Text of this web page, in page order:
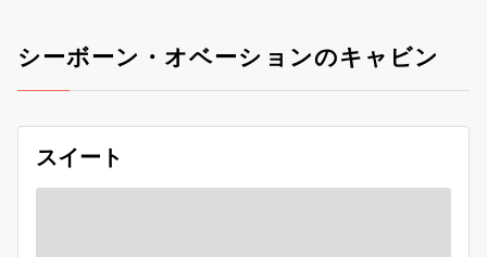
シーボーン・オベーションのキャビン
スイート